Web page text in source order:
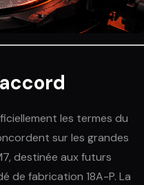
les termes du
sur les grandes
destinée aux futurs
de fabrication 18A-P. La